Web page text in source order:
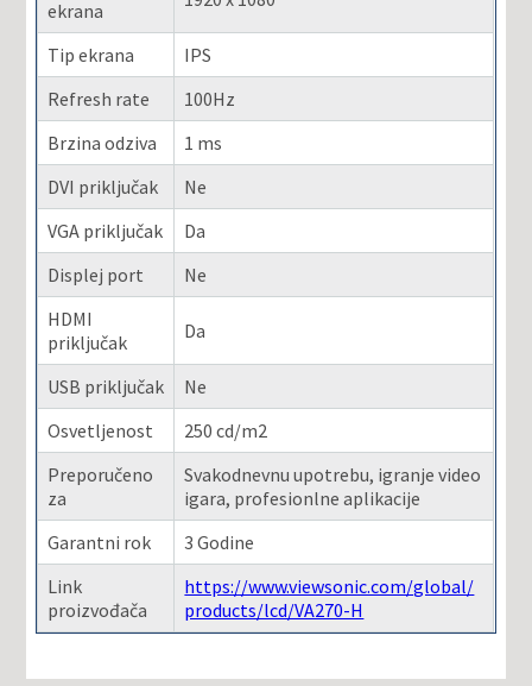
ekrana
Tip ekrana
IPS
Refresh rate
100Hz
Brzina odziva
1 ms
DVI priključak
Ne
VGA priključak
Da
Displej port
Ne
HDMI
priključak
Da
USB priključak
Ne
Osvetljenost
250 cd/m2
Preporučeno
za
Svakodnevnu upotrebu, igranje video
igara, profesionlne aplikacije
Garantni rok
3 Godine
Link
proizvođača
https://www.viewsonic.com/global/
products/lcd/VA270-H